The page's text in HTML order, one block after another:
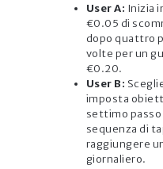
User A: Inizia
€0.05 di
dopo quattro
volte per un
€0.20.
User B:
imposta
settimo passo
sequenza di
raggiungere
giornaliero.